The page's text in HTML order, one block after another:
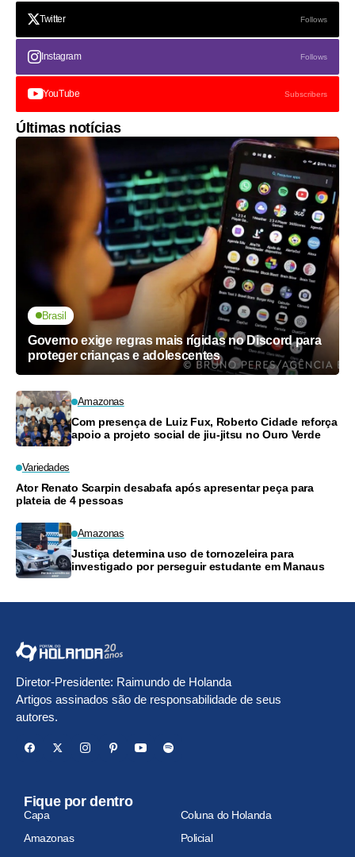
Twitter Follows
Instagram Follows
YouTube Subscribers
Últimas notícias
Brasil
Governo exige regras mais rígidas no Discord para
proteger crianças e adolescentes
Amazonas
Com presença de Luiz Fux, Roberto Cidade reforça
apoio a projeto social de jiu-jitsu no Ouro Verde
Variedades
Ator Renato Scarpin desabafa após apresentar peça para
plateia de 4 pessoas
Amazonas
Justiça determina uso de tornozeleira para
investigado por perseguir estudante em Manaus
Diretor-Presidente: Raimundo de Holanda
Artigos assinados são de responsabilidade de seus
autores.
Fique por dentro
Capa
Coluna do Holanda
Amazonas
Policial